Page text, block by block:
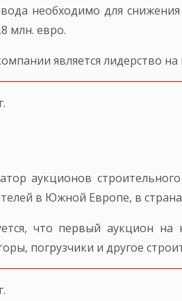
необходимо для
млн. евро.
является лидерство
аукционов
в Южной Европе, в
что первый аукцион
погрузчики и другое